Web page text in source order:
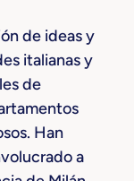
de ideas y
italianas y
de
Han
a